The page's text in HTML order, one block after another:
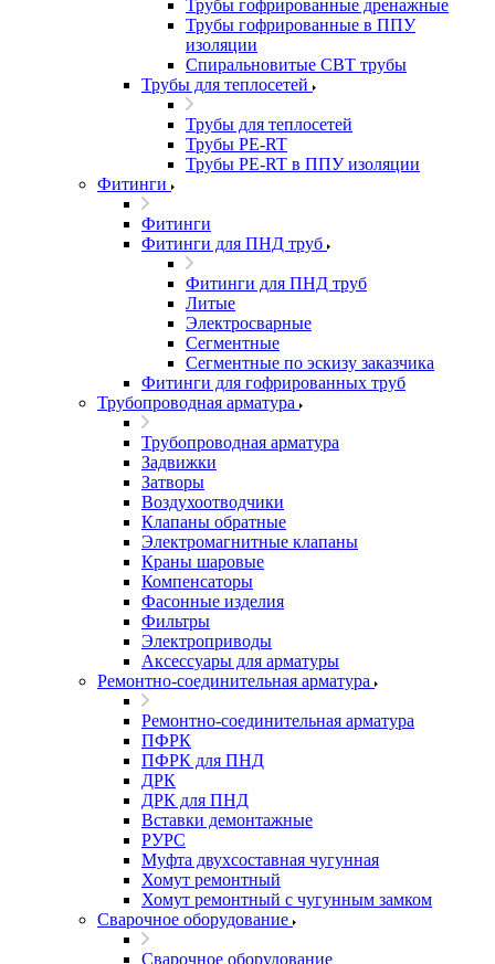
Трубы гофрированные дренажные
Трубы гофрированные в ППУ
изоляции
Спиральновитые СВТ трубы
Трубы для теплосетей
Трубы для теплосетей
Трубы PE-RT
Трубы PE-RT в ППУ изоляции
Фитинги
Фитинги
Фитинги для ПНД труб
Фитинги для ПНД труб
Литые
Электросварные
Сегментные
Сегментные по эскизу заказчика
Фитинги для гофрированных труб
Трубопроводная арматура
Трубопроводная арматура
Задвижки
Затворы
Воздухоотводчики
Клапаны обратные
Электромагнитные клапаны
Краны шаровые
Компенсаторы
Фасонные изделия
Фильтры
Электроприводы
Аксессуары для арматуры
Ремонтно-соединительная арматура
Ремонтно-соединительная арматура
ПФРК
ПФРК для ПНД
ДРК
ДРК для ПНД
Вставки демонтажные
РУРС
Муфта двухсоставная чугунная
Хомут ремонтный
Хомут ремонтный с чугунным замком
Сварочное оборудование
Сварочное оборудование